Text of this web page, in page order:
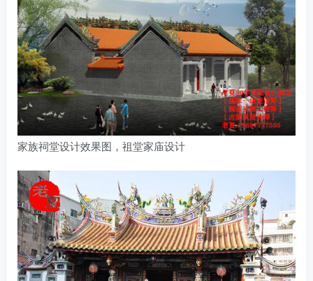
家族祠堂设计效果图，祖堂家庙设计